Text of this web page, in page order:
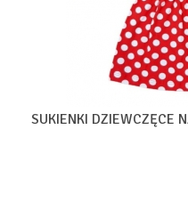
SUKIENKI DZIEWCZĘCE